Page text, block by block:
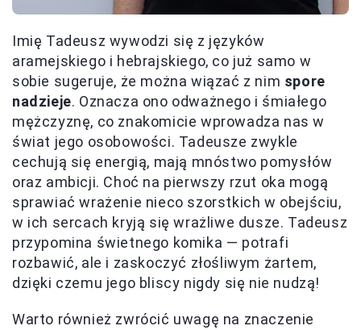
Imię Tadeusz wywodzi się z języków
aramejskiego i hebrajskiego, co już samo w
sobie sugeruje, że można wiązać z nim spore
nadzieje. Oznacza ono odważnego i śmiałego
mężczyznę, co znakomicie wprowadza nas w
świat jego osobowości. Tadeusze zwykle
cechują się energią, mają mnóstwo pomysłów
oraz ambicji. Choć na pierwszy rzut oka mogą
sprawiać wrażenie nieco szorstkich w obejściu,
w ich sercach kryją się wrażliwe dusze. Tadeusz
przypomina świetnego komika — potrafi
rozbawić, ale i zaskoczyć złośliwym żartem,
dzięki czemu jego bliscy nigdy się nie nudzą!
Warto również zwrócić uwagę na znaczenie